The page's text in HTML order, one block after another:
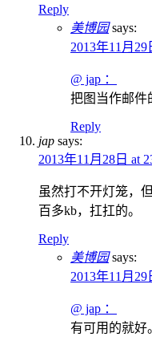
Reply
美博园 says:
2013年11月29
@ jap ：
把图当作邮件
Reply
jap says:
2013年11月28日 at
虽然打不开灯笼，
百多kb，扛扛的。
Reply
美博园 says:
2013年11月29
@ jap ：
有可用的就好